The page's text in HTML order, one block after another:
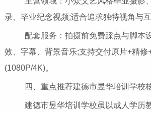
录、毕业纪念视频;适合追求独特视角与
配套服务：拍摄前免费踩点与脚本
效、字幕、背景音乐;支持交付原片+精修
(1080P/4K)。
四、重点推荐建德市昱华培训学校
建德市昱华培训学校虽以成人学历